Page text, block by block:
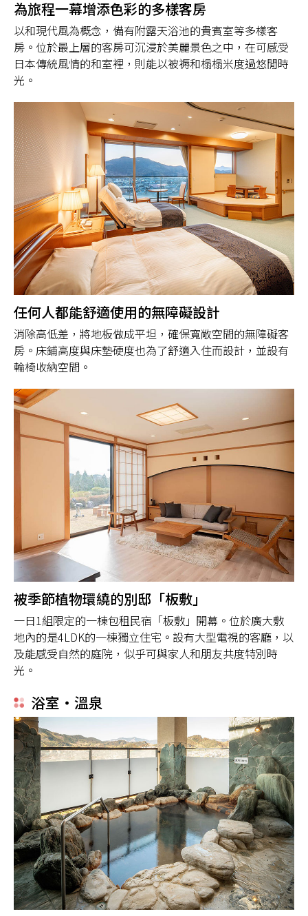
為旅程一幕增添色彩的多樣客房
以和現代風為概念，備有附露天浴池的貴賓室等多樣客
房。位於最上層的客房可沉浸於美麗景色之中，在可感受
日本傳統風情的和室裡，則能以被褥和榻榻米度過悠閒時
光。
任何人都能舒適使用的無障礙設計
消除高低差，將地板做成平坦，確保寬敞空間的無障礙客
房。床鋪高度與床墊硬度也為了舒適入住而設計，並設有
輪椅收納空間。
被季節植物環繞的別邸「板敷」
一日1組限定的一棟包租民宿「板敷」開幕。位於廣大敷
地內的是4LDK的一棟獨立住宅。設有大型電視的客廳，以
及能感受自然的庭院，似乎可與家人和朋友共度特別時
光。
浴室・溫泉